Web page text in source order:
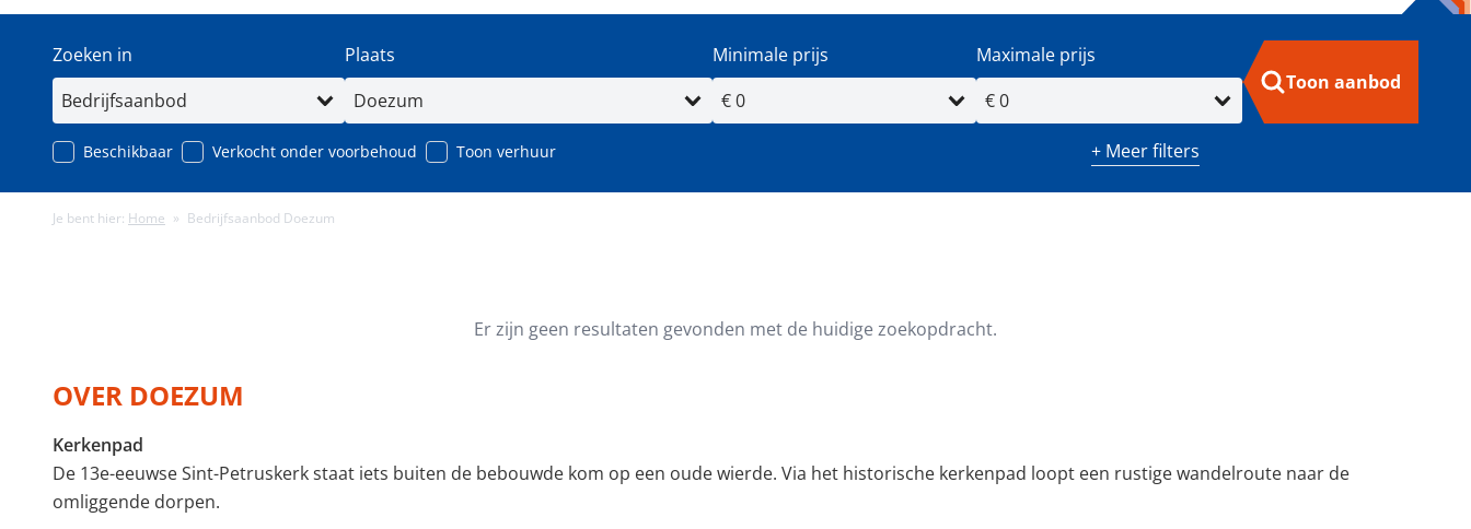
Zoeken in Plaats Minimale prijs
Maximale prijs
Toon aanbod
Beschikbaar Verkocht onder voorbehoud Toon verhuur + Meer filters
Minimale energielabel
Je bent hier: Home » Bedrijfsaanbod Doezum
Er zijn geen resultaten gevonden met de huidige zoekopdracht.
OVER DOEZUM
Kerkenpad
De 13e-eeuwse Sint-Petruskerk staat iets buiten de bebouwde kom op een oude wierde. Via het historische kerkenpad loopt een rustige wandelroute naar de
omliggende dorpen.